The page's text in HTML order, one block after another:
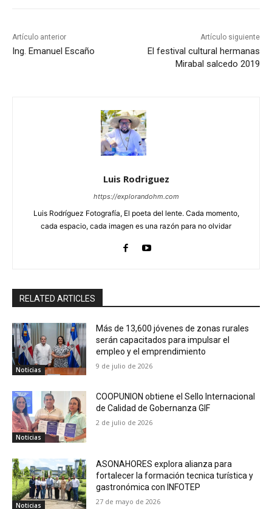
Artículo anterior
Ing. Emanuel Escaño
Artículo siguiente
El festival cultural hermanas
Mirabal salcedo 2019
Luis Rodriguez
https://explorandohm.com
Luis Rodríguez Fotografía, El poeta del lente. Cada momento,
cada espacio, cada imagen es una razón para no olvidar
RELATED ARTICLES
Noticias
Más de 13,600 jóvenes de zonas rurales
serán capacitados para impulsar el
empleo y el emprendimiento
9 de julio de 2026
Noticias
COOPUNION obtiene el Sello Internacional
de Calidad de Gobernanza GIF
2 de julio de 2026
Noticias
ASONAHORES explora alianza para
fortalecer la formación tecnica turística y
gastronómica con INFOTEP
27 de mayo de 2026